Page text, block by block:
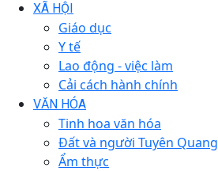
XÃ HỘI
Giáo dục
Y tế
Lao động - việc làm
Cải cách hành chính
VĂN HÓA
Tinh hoa văn hóa
Đất và người Tuyên Quang
Ẩm thực